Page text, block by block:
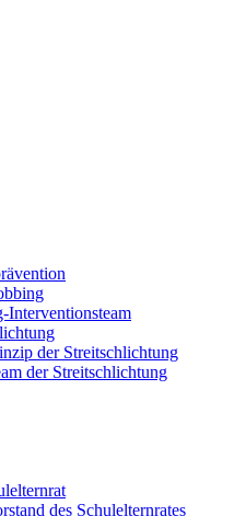
Interventionsteam
der Streitschlichtung
der Streitschlichtung
des Schulelternrates